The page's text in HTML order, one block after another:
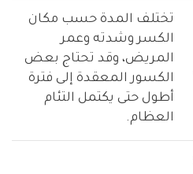
تختلف المدة حسب مكان
الكسر وشدته وعمر
المريض، وقد تحتاج بعض
الكسور المعقدة إلى فترة
أطول حتى يكتمل التئام
العظام.